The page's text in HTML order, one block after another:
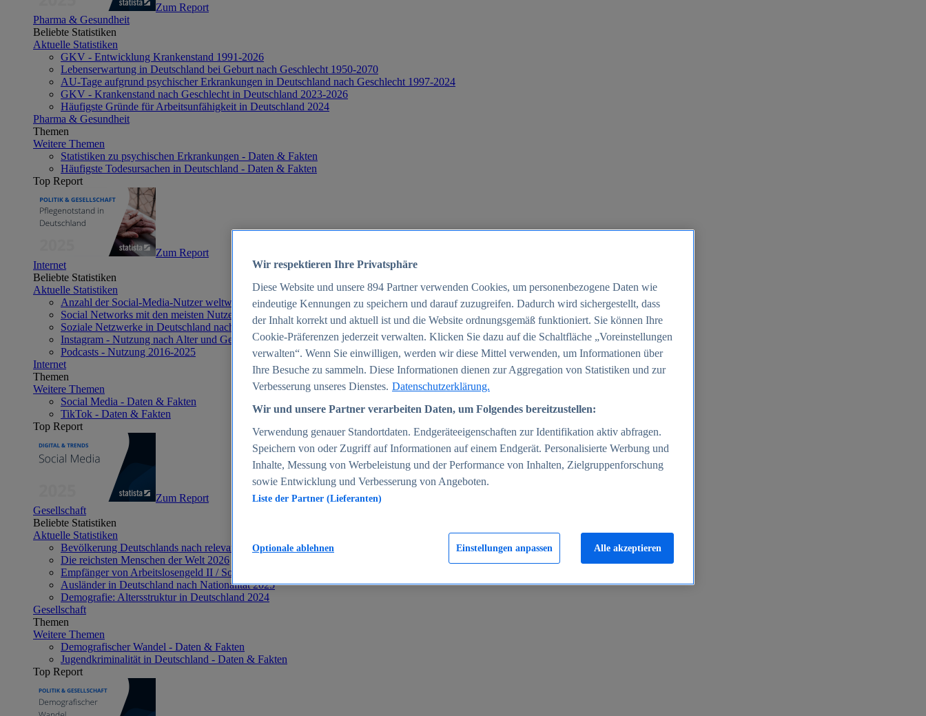
Zum Report
Pharma & Gesundheit
Beliebte Statistiken
Aktuelle Statistiken
GKV - Entwicklung Krankenstand 1991-2026
Lebenserwartung in Deutschland bei Geburt nach Geschlecht 1950-2070
AU-Tage aufgrund psychischer Erkrankungen in Deutschland nach Geschlecht 1997-2024
GKV - Krankenstand nach Geschlecht in Deutschland 2023-2026
Häufigste Gründe für Arbeitsunfähigkeit in Deutschland 2024
Pharma & Gesundheit
Themen
Weitere Themen
Statistiken zu psychischen Erkrankungen - Daten & Fakten
Häufigste Todesursachen in Deutschland - Daten & Fakten
Top Report
Zum Report
Internet
Beliebte Statistiken
Aktuelle Statistiken
Anzahl der Social-Media-Nutzer weltweit 2012-2025
Social Networks mit den meisten Nutzern weltweit 2025
Soziale Netzwerke in Deutschland nach Generationen 2025
Instagram - Nutzung nach Alter und Geschlecht in Deutschland 2025
Podcasts - Nutzung 2016-2025
Internet
Themen
Weitere Themen
Social Media - Daten & Fakten
TikTok - Daten & Fakten
Top Report
Zum Report
Gesellschaft
Beliebte Statistiken
Aktuelle Statistiken
Bevölkerung Deutschlands nach relevanten Altersgruppen 2024
Die reichsten Menschen der Welt 2026
Empfänger von Arbeitslosengeld II / Sozialgeld / Bürgergeld in Deutschland 2005-2025
Ausländer in Deutschland nach Nationalität 2025
Demografie: Altersstruktur in Deutschland 2024
Gesellschaft
Themen
Weitere Themen
Demografischer Wandel - Daten & Fakten
Jugendkriminalität in Deutschland - Daten & Fakten
Top Report
Wir respektieren Ihre Privatsphäre
Diese Website und unsere 894 Partner verwenden Cookies, um personenbezogene Daten wie
eindeutige Kennungen zu speichern und darauf zuzugreifen. Dadurch wird sichergestellt, dass
der Inhalt korrekt und aktuell ist und die Website ordnungsgemäß funktioniert. Sie können Ihre
Cookie-Präferenzen jederzeit verwalten. Klicken Sie dazu auf die Schaltfläche „Voreinstellungen
verwalten“. Wenn Sie einwilligen, werden wir diese Mittel verwenden, um Informationen über
Ihre Besuche zu sammeln. Diese Informationen dienen zur Aggregation von Statistiken und zur
Verbesserung unseres Dienstes. Datenschutzerklärung.
Wir und unsere Partner verarbeiten Daten, um Folgendes bereitzustellen:
Verwendung genauer Standortdaten. Endgeräteeigenschaften zur Identifikation aktiv abfragen.
Speichern von oder Zugriff auf Informationen auf einem Endgerät. Personalisierte Werbung und
Inhalte, Messung von Werbeleistung und der Performance von Inhalten, Zielgruppenforschung
sowie Entwicklung und Verbesserung von Angeboten.
Liste der Partner (Lieferanten)
Einstellungen anpassen
Optionale ablehnen Alle akzeptieren